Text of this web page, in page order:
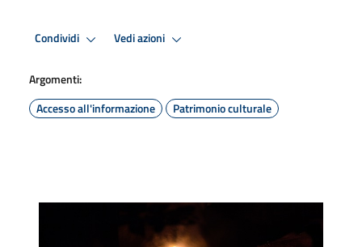
Condividi Vedi azioni
Argomenti:
Accesso all'informazione
Patrimonio culturale